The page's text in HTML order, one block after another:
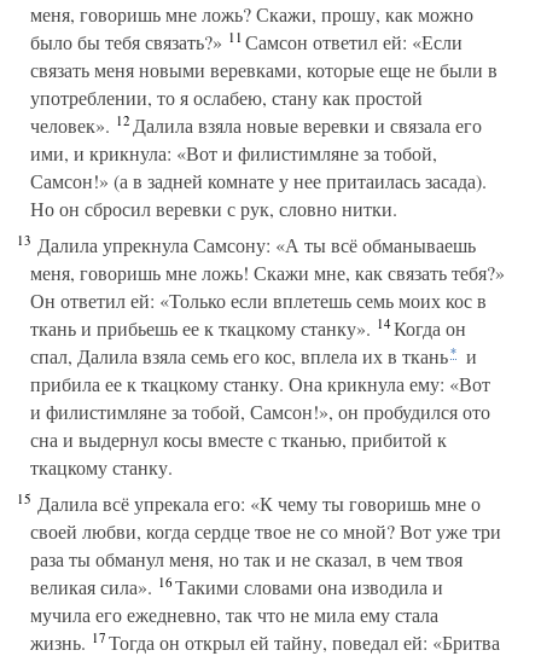
меня, говоришь мне ложь? Скажи, прошу, как можно
было бы тебя связать?» 11Самсон ответил ей: «Если
связать меня новыми веревками, которые еще не были в
употреблении, то я ослабею, стану как простой
человек». 12Далила взяла новые веревки и связала его
ими, и крикнула: «Вот и филистимляне за тобой,
Самсон!» (а в задней комнате у нее притаилась засада).
Но он сбросил веревки с рук, словно нитки.
13 Далила упрекнула Самсону: «А ты всё обманываешь
меня, говоришь мне ложь! Скажи мне, как связать тебя?»
Он ответил ей: «Только если вплетешь семь моих кос в
ткань и прибьешь ее к ткацкому станку». 14Когда он
спал, Далила взяла семь его кос, вплела их в ткань*
и
прибила ее к ткацкому станку. Она крикнула ему: «Вот
и филистимляне за тобой, Самсон!», он пробудился ото
сна и выдернул косы вместе с тканью, прибитой к
ткацкому станку.
15 Далила всё упрекала его: «К чему ты говоришь мне о
своей любви, когда сердце твое не со мной? Вот уже три
раза ты обманул меня, но так и не сказал, в чем твоя
великая сила». 16Такими словами она изводила и
мучила его ежедневно, так что не мила ему стала
жизнь. 17Тогда он открыл ей тайну, поведал ей: «Бритва